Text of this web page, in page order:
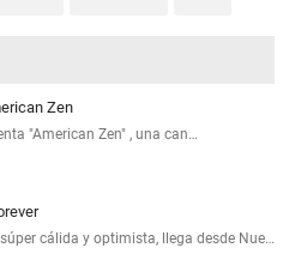
Zen
"American Zen" , una can…
cálida y optimista, llega desde Nue…